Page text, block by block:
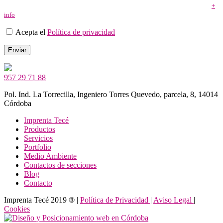
+
info
Acepta el Política de privacidad
957 29 71 88
Pol. Ind. La Torrecilla, Ingeniero Torres Quevedo, parcela, 8, 14014
Córdoba
Imprenta Tecé
Productos
Servicios
Portfolio
Medio Ambiente
Contactos de secciones
Blog
Contacto
Imprenta Tecé 2019 ® | Política de Privacidad | Aviso Legal |
Cookies